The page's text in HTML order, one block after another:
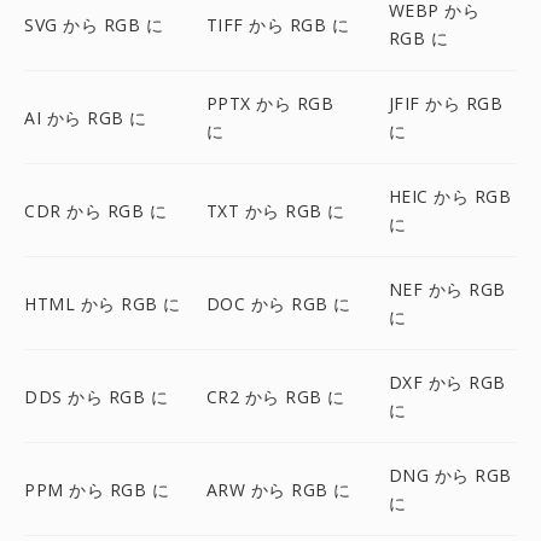
SVG から RGB に TIFF から RGB に
WEBP から
RGB に
AI から RGB に
PPTX から RGB
に
JFIF から RGB
に
CDR から RGB に TXT から RGB に
HEIC から RGB
に
HTML から RGB に DOC から RGB に
NEF から RGB
に
DDS から RGB に CR2 から RGB に
DXF から RGB
に
PPM から RGB に ARW から RGB に
DNG から RGB
に